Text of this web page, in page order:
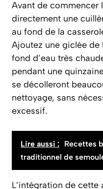
Avant de commencer
directement une
au fond de la
Ajoutez une giclée de
fond d’eau très
pendant une
se décolleront
nettoyage, sans
excessif.
Lire aussi : Recettes
traditionnel de
L’intégration de cette